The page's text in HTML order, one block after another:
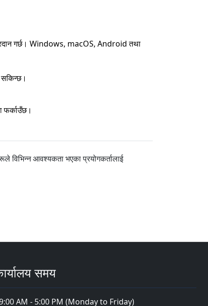
प्रदान गर्छ। Windows, macOS, Android तथा
सकिन्छ।
फर्काउँछ।
विभिन्न आवश्यकता भएका प्रयोगकर्तालाई
समय
AM - 5:00 PM (Monday to Friday)